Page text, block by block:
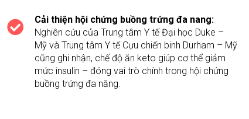
Cải thiện hội chứng buồng trứng đa nang:
Nghiên cứu của Trung tâm Y tế Đại học Duke –
Mỹ và Trung tâm Y tế Cựu chiến binh Durham – Mỹ
cũng ghi nhận, chế độ ăn keto giúp cơ thể giảm
mức insulin – đóng vai trò chính trong hội chứng
buồng trứng đa năng.